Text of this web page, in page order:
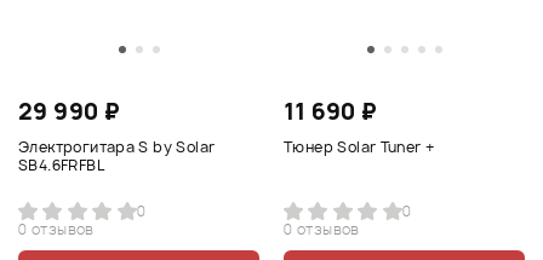
29 990 ₽
Электрогитара S by Solar
SB4.6FRFBL
0
0 отзывов
11 690 ₽
Тюнер Solar Tuner +
0
0 отзывов